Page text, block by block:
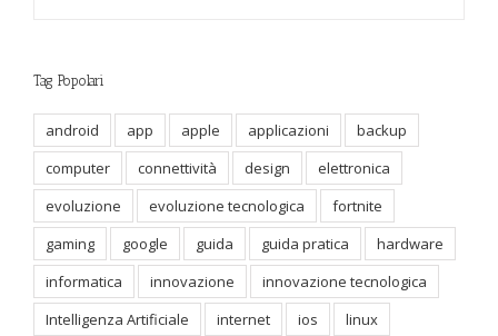
Tag Popolari
android app apple applicazioni
backup
computer
connettività design
elettronica
evoluzione
evoluzione tecnologica
fortnite
gaming
google guida guida pratica
hardware
informatica
innovazione
innovazione tecnologica
Intelligenza Artificiale
internet ios
linux